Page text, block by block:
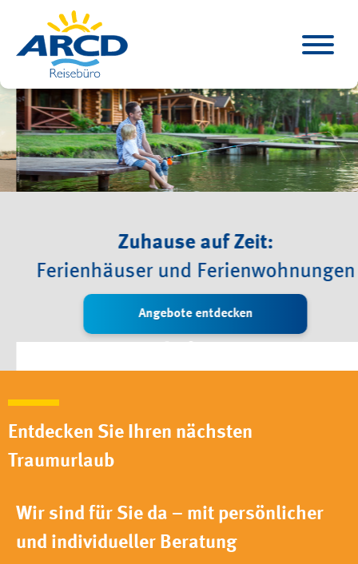
Zuhause auf Zeit:
Ferienhäuser und Ferienwohnungen
Angebote entdecken
Entdecken Sie Ihren nächsten
Traumurlaub
Wir sind für Sie da – mit persönlicher
und individueller Beratung